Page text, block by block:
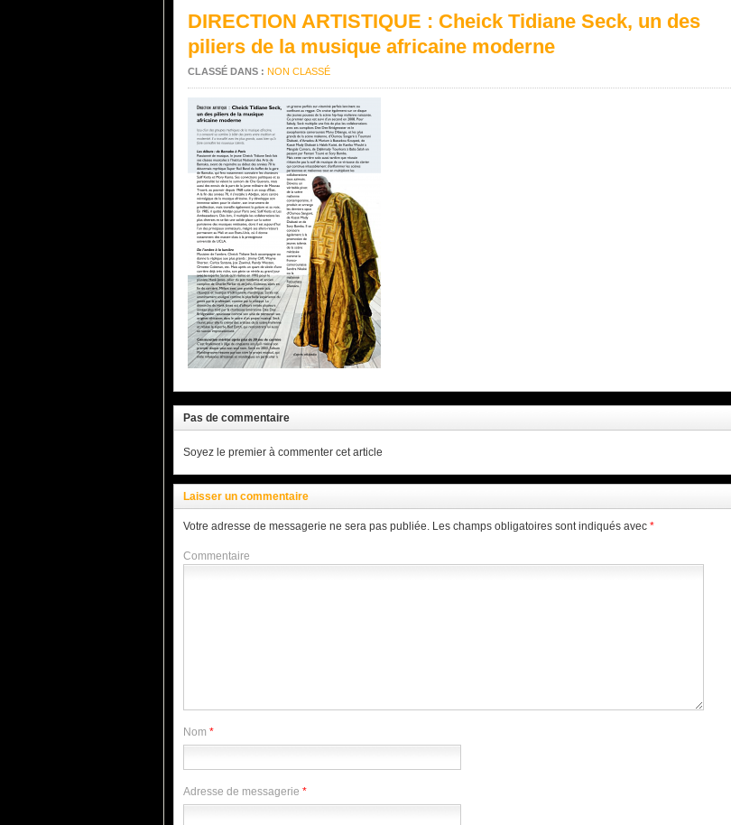
DIRECTION ARTISTIQUE : Cheick Tidiane Seck, un des
piliers de la musique africaine moderne
CLASSÉ DANS : NON CLASSÉ
Pas de commentaire
Soyez le premier à commenter cet article
Laisser un commentaire
Votre adresse de messagerie ne sera pas publiée. Les champs obligatoires sont indiqués avec *
Commentaire
Nom *
Adresse de messagerie *